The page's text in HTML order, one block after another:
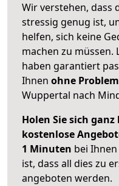
Wir verstehen, dass
stressig genug ist,
helfen, sich keine
machen zu müssen.
haben garantiert
Ihnen ohne
Wuppertal nach
Holen Sie sich
kostenlose
1 Minuten bei
ist, dass all dies zu
angeboten werden.